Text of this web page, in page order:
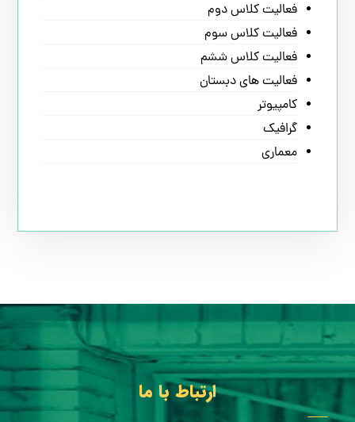
فعالیت کلاس دوم
فعالیت کلاس سوم
فعالیت کلاس ششم
فعالیت های دبستان
کامپیوتر
گرافیک
معماری
ارتباط با ما